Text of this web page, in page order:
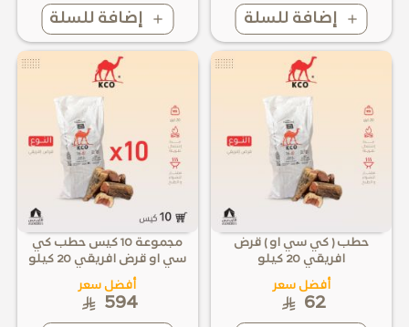
إضافة للسلة إضافة للسلة
حطب ( كي سي او ) قرض
افريقي 20 كيلو
أفضل سعر
62
مجموعة 10 كيس حطب كي
سي او قرض افريقي 20 كيلو
أفضل سعر
594